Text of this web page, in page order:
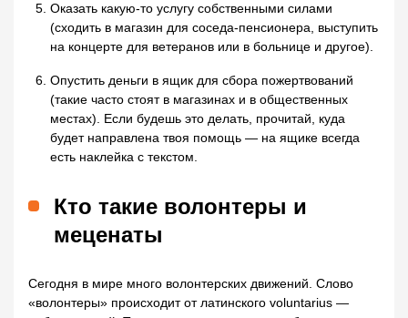
Оказать какую-то услугу собственными силами
(сходить в магазин для соседа-пенсионера, выступить
на концерте для ветеранов или в больнице и другое).
Опустить деньги в ящик для сбора пожертвований
(такие часто стоят в магазинах и в общественных
местах). Если будешь это делать, прочитай, куда
будет направлена твоя помощь — на ящике всегда
есть наклейка с текстом.
Кто такие волонтеры и
меценаты
Сегодня в мире много волонтерских движений. Слово
«волонтеры» происходит от латинского voluntarius —